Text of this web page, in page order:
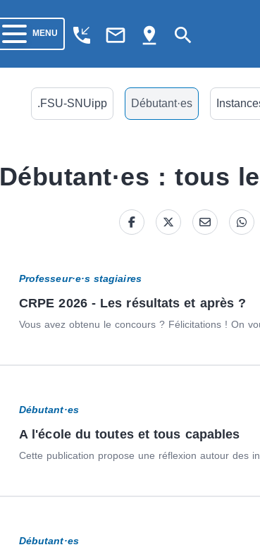
MENU phone_callback mail_outline pin_drop search
.FSU-SNUipp Débutant·es
Débutant·es : tous
Professeur·e·s stagiaires
CRPE 2026 - Les résultats et après ?
Vous avez obtenu le concours ? Félicitations ! On
Débutant·es
A l'école du toutes et tous capables
Cette publication propose une réflexion autour des
Débutant·es